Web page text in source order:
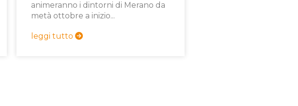
animeranno i dintorni di Merano da
metà ottobre a inizio...
leggi tutto